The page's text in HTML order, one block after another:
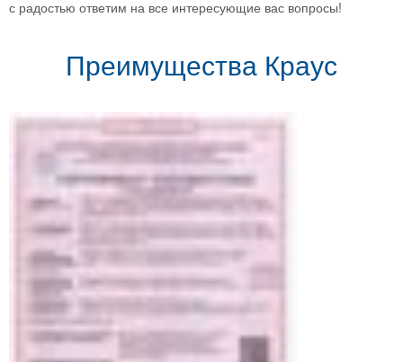
с радостью ответим на все интересующие вас вопросы!
Преимущества Краус